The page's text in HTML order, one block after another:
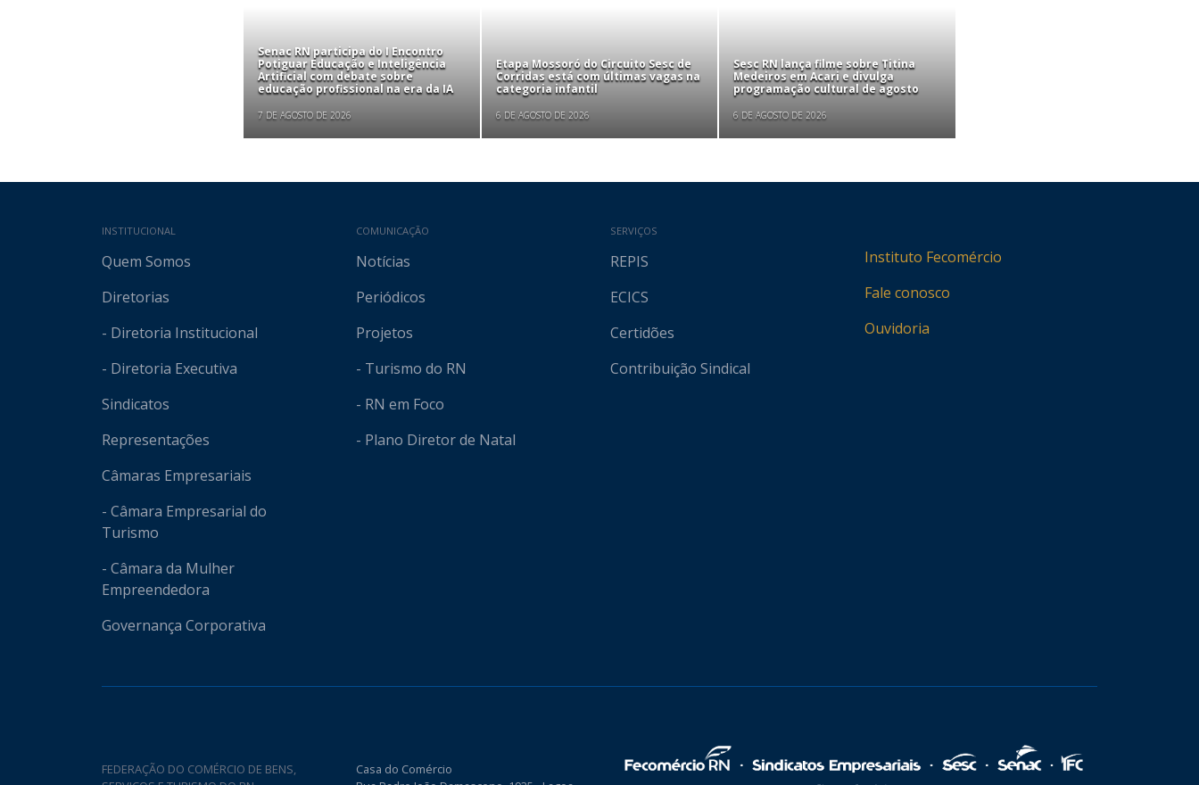
Senac RN participa do I Encontro
Potiguar Educação e Inteligência
Artificial com debate sobre
educação profissional na era da IA
7 DE AGOSTO DE 2026
Etapa Mossoró do Circuito Sesc de
Corridas está com últimas vagas na
categoria infantil
6 DE AGOSTO DE 2026
Sesc RN lança filme sobre Titina
Medeiros em Acari e divulga
programação cultural de agosto
6 DE AGOSTO DE 2026
Mapa do site
INSTITUCIONAL
Quem Somos
Diretorias
- Diretoria Institucional
- Diretoria Executiva
Sindicatos
Representações
Câmaras Empresariais
- Câmara Empresarial do
Turismo
- Câmara da Mulher
Empreendedora
Governança Corporativa
COMUNICAÇÃO
Notícias
Periódicos
Projetos
- Turismo do RN
- RN em Foco
- Plano Diretor de Natal
SERVIÇOS
REPIS
ECICS
Certidões
Contribuição Sindical
Instituto Fecomércio
Fale conosco
Ouvidoria
FEDERAÇÃO DO COMÉRCIO DE BENS,
Casa do Comércio